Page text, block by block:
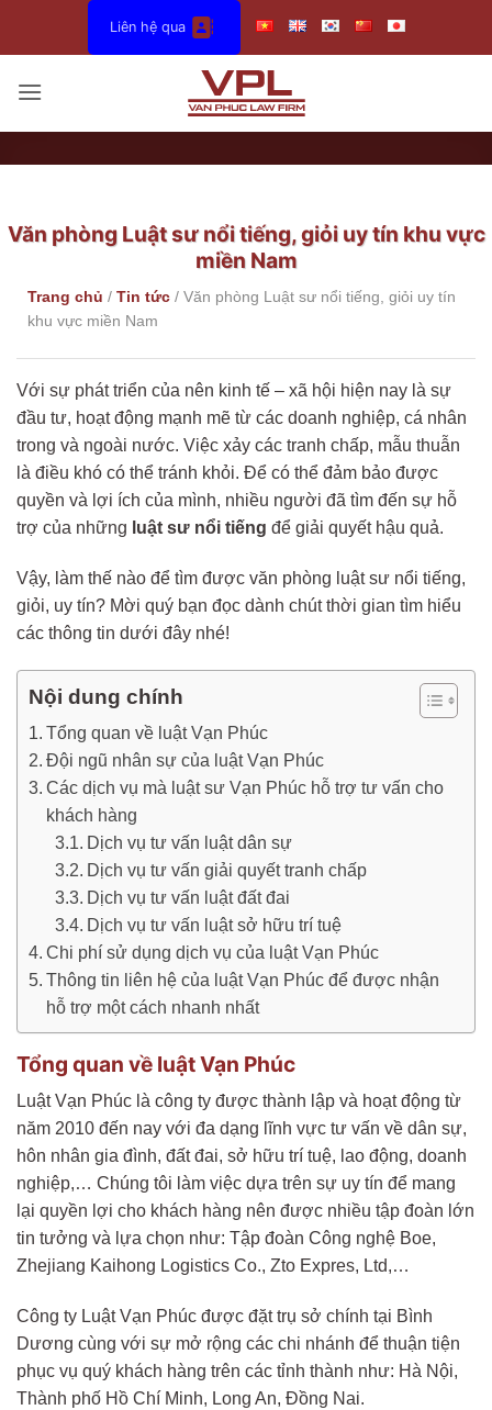
dung
Liên hệ qua
Văn phòng Luật sư nổi tiếng, giỏi uy tín khu vực
miền Nam
Trang chủ / Tin tức / Văn phòng Luật sư nổi tiếng, giỏi uy tín
khu vực miền Nam
Với sự phát triển của nên kinh tế – xã hội hiện nay là sự
đầu tư, hoạt động mạnh mẽ từ các doanh nghiệp, cá nhân
trong và ngoài nước. Việc xảy các tranh chấp, mẫu thuẫn
là điều khó có thể tránh khỏi. Để có thể đảm bảo được
quyền và lợi ích của mình, nhiều người đã tìm đến sự hỗ
trợ của những luật sư nổi tiếng để giải quyết hậu quả.
Vậy, làm thế nào để tìm được văn phòng luật sư nổi tiếng,
giỏi, uy tín? Mời quý bạn đọc dành chút thời gian tìm hiểu
các thông tin dưới đây nhé!
Nội dung chính
Tổng quan về luật Vạn Phúc
Đội ngũ nhân sự của luật Vạn Phúc
Các dịch vụ mà luật sư Vạn Phúc hỗ trợ tư vấn cho
khách hàng
Dịch vụ tư vấn luật dân sự
Dịch vụ tư vấn giải quyết tranh chấp
Dịch vụ tư vấn luật đất đai
Dịch vụ tư vấn luật sở hữu trí tuệ
Chi phí sử dụng dịch vụ của luật Vạn Phúc
Thông tin liên hệ của luật Vạn Phúc để được nhận
hỗ trợ một cách nhanh nhất
Tổng quan về luật Vạn Phúc
Luật Vạn Phúc là công ty được thành lập và hoạt động từ
năm 2010 đến nay với đa dạng lĩnh vực tư vấn về dân sự,
hôn nhân gia đình, đất đai, sở hữu trí tuệ, lao động, doanh
nghiệp,… Chúng tôi làm việc dựa trên sự uy tín để mang
lại quyền lợi cho khách hàng nên được nhiều tập đoàn lớn
tin tưởng và lựa chọn như: Tập đoàn Công nghệ Boe,
Zhejiang Kaihong Logistics Co., Zto Expres, Ltd,…
Công ty Luật Vạn Phúc được đặt trụ sở chính tại Bình
Dương cùng với sự mở rộng các chi nhánh để thuận tiện
phục vụ quý khách hàng trên các tỉnh thành như: Hà Nội,
Thành phố Hồ Chí Minh, Long An, Đồng Nai.